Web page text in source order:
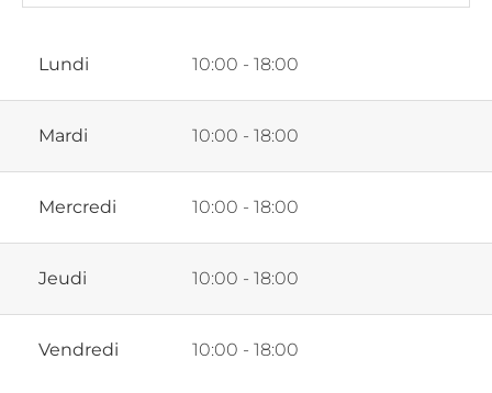
Lundi 10:00 - 18:00
Mardi 10:00 - 18:00
Mercredi 10:00 - 18:00
Jeudi 10:00 - 18:00
Vendredi 10:00 - 18:00